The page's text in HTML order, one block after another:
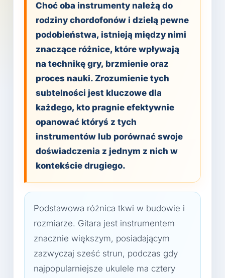
Choć oba instrumenty należą do
rodziny chordofonów i dzielą pewne
podobieństwa, istnieją między nimi
znaczące różnice, które wpływają
na technikę gry, brzmienie oraz
proces nauki. Zrozumienie tych
subtelności jest kluczowe dla
każdego, kto pragnie efektywnie
opanować któryś z tych
instrumentów lub porównać swoje
doświadczenia z jednym z nich w
kontekście drugiego.
Podstawowa różnica tkwi w budowie i
rozmiarze. Gitara jest instrumentem
znacznie większym, posiadającym
zazwyczaj sześć strun, podczas gdy
najpopularniejsze ukulele ma cztery